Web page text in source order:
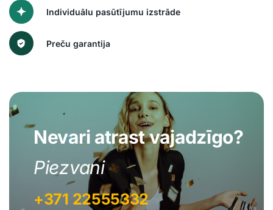
Individuālu pasūtījumu izstrāde
Preču garantija
Nevari atrast vajadzīgo?
Piezvani
+371 22555332